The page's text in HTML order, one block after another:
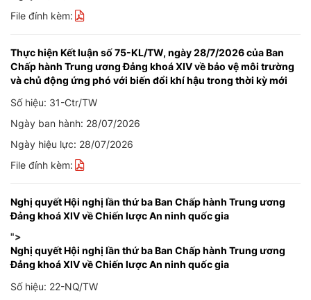
File đính kèm:
Thực hiện Kết luận số 75-KL/TW, ngày 28/7/2026 của Ban
Chấp hành Trung ương Đảng khoá XIV về bảo vệ môi trường
và chủ động ứng phó với biến đổi khí hậu trong thời kỳ mới
Số hiệu: 31-Ctr/TW
Ngày ban hành: 28/07/2026
Ngày hiệu lực: 28/07/2026
File đính kèm:
Nghị quyết Hội nghị lần thứ ba Ban Chấp hành Trung ương
Đảng khoá XIV về Chiến lược An ninh quốc gia
">
Nghị quyết Hội nghị lần thứ ba Ban Chấp hành Trung ương
Đảng khoá XIV về Chiến lược An ninh quốc gia
Số hiệu: 22-NQ/TW